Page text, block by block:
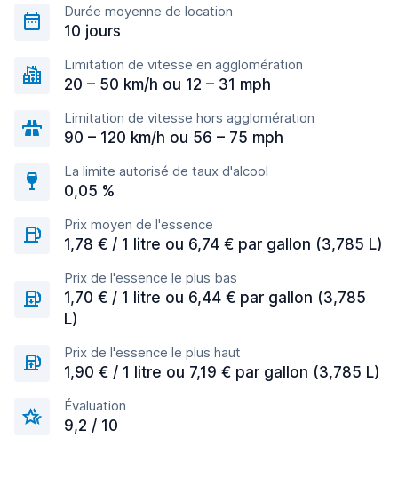
Durée moyenne de location
10 jours
Limitation de vitesse en agglomération
20 – 50 km/h ou 12 – 31 mph
Limitation de vitesse hors agglomération
90 – 120 km/h ou 56 – 75 mph
La limite autorisé de taux d'alcool
0,05 %
Prix moyen de l'essence
1,78 € / 1 litre ou 6,74 € par gallon (3,785 L)
Prix de l'essence le plus bas
1,70 € / 1 litre ou 6,44 € par gallon (3,785
L)
Prix de l'essence le plus haut
1,90 € / 1 litre ou 7,19 € par gallon (3,785 L)
Évaluation
9,2 / 10